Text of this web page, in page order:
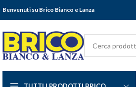
Benvenuti su Brico Bianco e Lanza